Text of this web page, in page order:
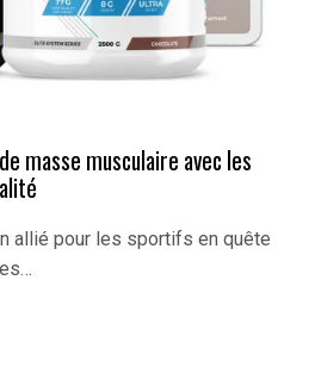
masse musculaire avec les
allié pour les sportifs en quête